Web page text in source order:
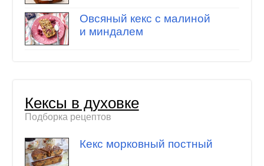
Овсяный кекс с малиной
и миндалем
Кексы в духовке
Подборка рецептов
Кекс морковный постный